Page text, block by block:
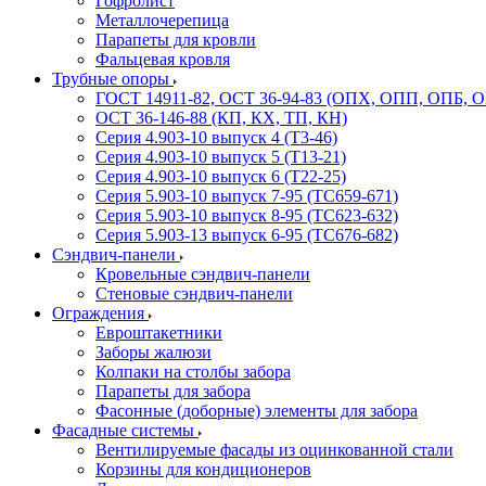
Металлочерепица
Парапеты для кровли
Фальцевая кровля
Трубные опоры
ГОСТ 14911-82, ОСТ 36-94-83 (ОПХ, ОПП, ОПБ,
ОСТ 36-146-88 (КП, КХ, ТП, КН)
Серия 4.903-10 выпуск 4 (Т3-46)
Серия 4.903-10 выпуск 5 (Т13-21)
Серия 4.903-10 выпуск 6 (Т22-25)
Серия 5.903-10 выпуск 7-95 (ТС659-671)
Серия 5.903-10 выпуск 8-95 (ТС623-632)
Серия 5.903-13 выпуск 6-95 (ТС676-682)
Сэндвич-панели
Кровельные сэндвич-панели
Стеновые сэндвич-панели
Ограждения
Евроштакетники
Заборы жалюзи
Колпаки на столбы забора
Парапеты для забора
Фасонные (доборные) элементы для забора
Фасадные системы
Вентилируемые фасады из оцинкованной стали
Корзины для кондиционеров